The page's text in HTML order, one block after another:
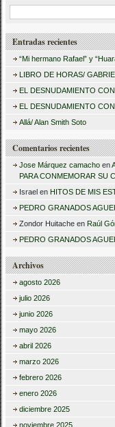
s
r
Entradas recientes
“Mi hermano Rafael” y
LIBRO DE HORAS/
EL DESNUDAMIENTO
EL DESNUDAMIENTO
Allá/ Alan Smith Soto
Comentarios recientes
Jose Márquez camacho en
PARA CONMEMORAR SU
Israel en HITOS DE MIS
PEDRO GRANADOS
Zondor Huitache en Raúl
PEDRO GRANADOS
Archivos
agosto 2026
julio 2026
junio 2026
mayo 2026
abril 2026
marzo 2026
febrero 2026
enero 2026
diciembre 2025
noviembre 2025